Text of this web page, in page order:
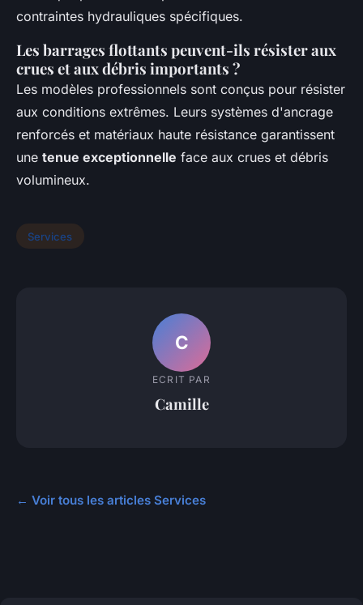
contraintes hydrauliques spécifiques.
Les barrages flottants peuvent-ils résister aux
crues et aux débris importants ?
Les modèles professionnels sont conçus pour résister
aux conditions extrêmes. Leurs systèmes d'ancrage
renforcés et matériaux haute résistance garantissent
une tenue exceptionnelle face aux crues et débris
volumineux.
Services
C
ECRIT PAR
Camille
← Voir tous les articles Services